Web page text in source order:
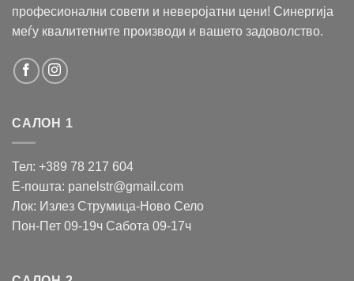
професионални совети и неверојатни цени! Синергија
меѓу квалитетните производи и вашето задоволство.
САЛОН 1
Тел: +389 78 217 604
Е-пошта: panelstr@gmail.com
Лок: Излез Струмица-Ново Село
Пон-Пет 09-19ч Сабота 09-17ч